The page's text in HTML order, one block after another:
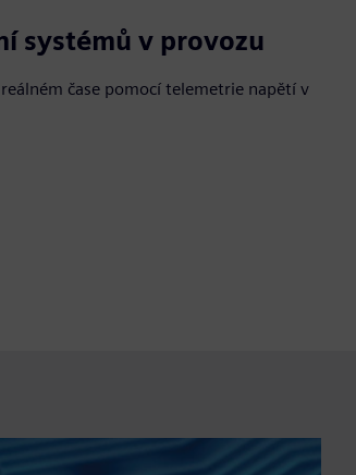
systémů v provozu
čase pomocí telemetrie napětí v